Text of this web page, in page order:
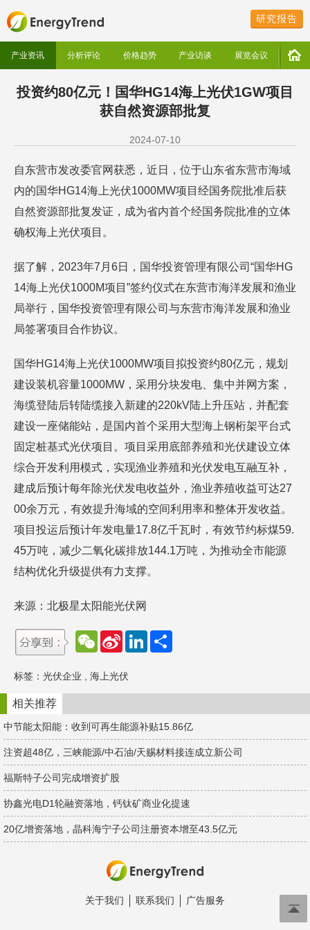
研究报告
产业资讯 分析评论 价格趋势 产业访谈 展览会议
投资约80亿元！国华HG14海上光伏1GW项目
获自然资源部批复
2024-07-10
自东营市发改委官网获悉，近日，位于山东省东营市海域
内的国华HG14海上光伏1000MW项目经国务院批准后获
自然资源部批复发证，成为省内首个经国务院批准的立体
确权海上光伏项目。
据了解，2023年7月6日，国华投资管理有限公司“国华HG
14海上光伏1000M项目”签约仪式在东营市海洋发展和渔业
局举行，国华投资管理有限公司与东营市海洋发展和渔业
局签署项目合作协议。
国华HG14海上光伏1000MW项目拟投资约80亿元，规划
建设装机容量1000MW，采用分块发电、集中并网方案，
海缆登陆后转陆缆接入新建的220kV陆上升压站，并配套
建设一座储能站，是国内首个采用大型海上钢桁架平台式
固定桩基式光伏项目。项目采用底部养殖和光伏建设立体
综合开发利用模式，实现渔业养殖和光伏发电互融互补，
建成后预计每年除光伏发电收益外，渔业养殖收益可达27
00余万元，有效提升海域的空间利用率和整体开发收益。
项目投运后预计年发电量17.8亿千瓦时，有效节约标煤59.
45万吨，减少二氧化碳排放144.1万吨，为推动全市能源
结构优化升级提供有力支撑。
来源：北极星太阳能光伏网
W
e
a
t
S
W
e
b
o
L
d
n
标签： 光伏企业 海上光伏
相关推荐
中节能太阳能：收到可再生能源补贴15.86亿
注资超48亿，三峡能源/中石油/天赐材料接连成立新公司
福斯特子公司完成增资扩股
协鑫光电D1轮融资落地，钙钛矿商业化提速
20亿增资落地，晶科海宁子公司注册资本增至43.5亿元
关于我们 联系我们 广告服务